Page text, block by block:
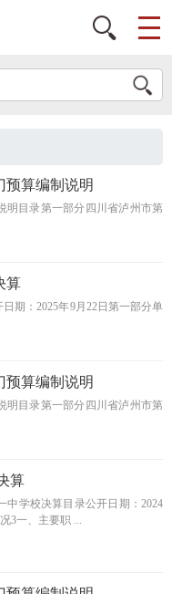
预算编制说明
明目录第一部分四川省泸州市第
算
期：2025年9月22日第一部分单
预算编制说明
明目录第一部分四川省泸州市第
算
中学校决算目录公开日期：2024
3一、主要职 ...